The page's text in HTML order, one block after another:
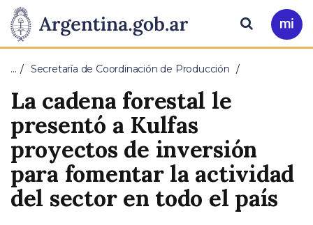
Presidencia
de
la
Nación
Pasar al contenido principal
Ir
a
Buscar
… Secretaría de Coordinación de Producción
La cadena forestal le
presentó a Kulfas
proyectos de inversión
para fomentar la actividad
del sector en todo el país